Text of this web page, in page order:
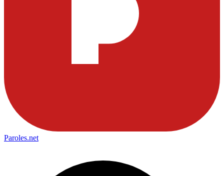
Paroles.net